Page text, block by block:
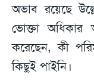
অভাব রয়েছে
ভোক্তা অধিকার
করেছেন, কী
কিছুই পাইনি।